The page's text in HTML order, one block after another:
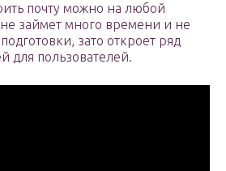
почту можно на любой
займет много времени и не
зато откроет ряд
для пользователей.